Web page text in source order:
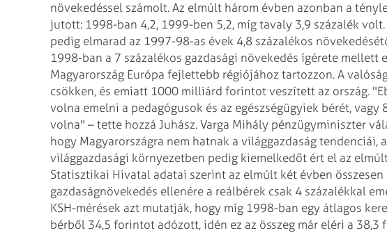
növekedéssel számolt. Az elmúlt három évben azonban a
jutott: 1998-ban 4,2, 1999-ben 5,2, míg tavaly 3,9 százalék
pedig elmarad az 1997-98-as évek 4,8 százalékos
1998-ban a 7 százalékos gazdasági növekedés ígérete mellett
Magyarország Európa fejlettebb régiójához tartozzon. A
csökken, és emiatt 1000 milliárd forintot veszített az ország.
volna emelni a pedagógusok és az egészségügyiek bérét,
volna" – tette hozzá Juhász. Varga Mihály pénzügyminiszter
hogy Magyarországra nem hatnak a világgazdaság tendenciái,
világgazdasági környezetben pedig kiemelkedőt ért el az
Statisztikai Hivatal adatai szerint az elmúlt két évben összesen
gazdaságnövekedés ellenére a reálbérek csak 4 százalékkal
KSH-mérések azt mutatják, hogy míg 1998-ban egy átlagos
bérből 34,5 forintot adózott, idén ez az összeg már eléri a